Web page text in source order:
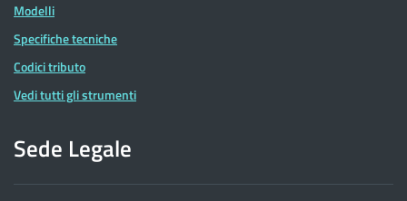
Modelli
Specifiche tecniche
Codici tributo
Vedi tutti gli strumenti
Sede Legale